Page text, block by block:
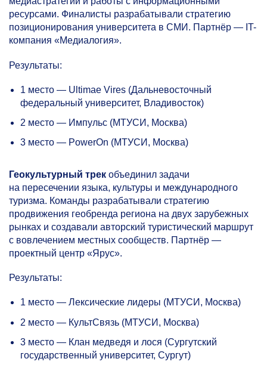
ресурсами. Финалисты разрабатывали стратегию
позиционирования университета в СМИ. Партнёр — IT-
компания «Медиалогия».
Результаты:
1 место — Ultimae Vires (Дальневосточный
федеральный университет, Владивосток)
2 место — Импульс (МТУСИ, Москва)
3 место — PowerOn (МТУСИ, Москва)
Геокультурный трек объединил задачи
на пересечении языка, культуры и международного
туризма. Команды разрабатывали стратегию
продвижения геобренда региона на двух зарубежных
рынках и создавали авторский туристический маршрут
с вовлечением местных сообществ. Партнёр —
проектный центр «Ярус».
Результаты:
1 место — Лексические лидеры (МТУСИ, Москва)
2 место — КультСвязь (МТУСИ, Москва)
3 место — Клан медведя и лося (Сургутский
государственный университет, Сургут)